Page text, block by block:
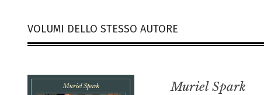
VOLUMI DELLO STESSO AUTORE
Muriel Spark